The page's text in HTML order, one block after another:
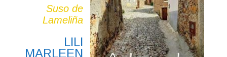
Suso de
Lameliña
LILI
MARLEEN